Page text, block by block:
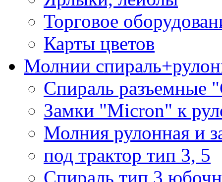
Торговое
Карты цветов
Молнии
Спираль разъемные
Замки "Micron" к
Молния рулонная и
под трактор тип 3, 5
Спираль тип 3